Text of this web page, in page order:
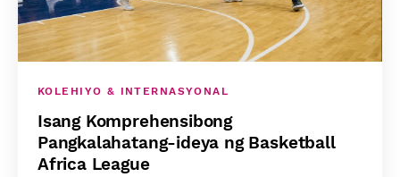
KOLEHIYO & INTERNASYONAL
Isang Komprehensibong
Pangkalahatang-ideya ng Basketball
Africa League